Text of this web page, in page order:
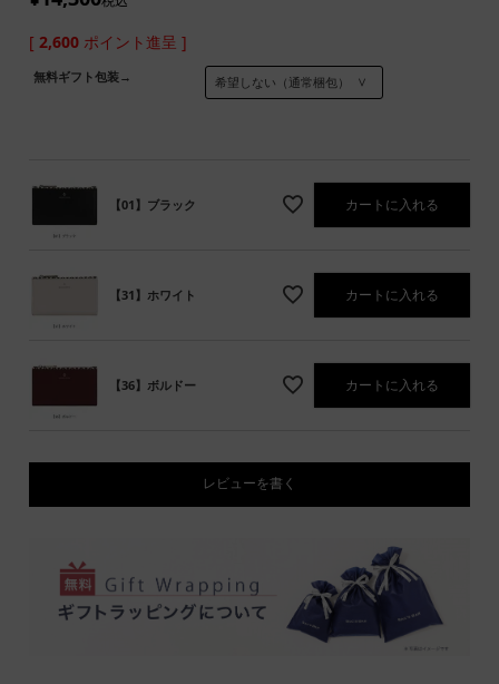
[ 2,600 ポイント進呈 ]
無料ギフト包装→
【01】ブラック カートに入れる
【31】ホワイト カートに入れる
【36】ボルドー カートに入れる
レビューを書く